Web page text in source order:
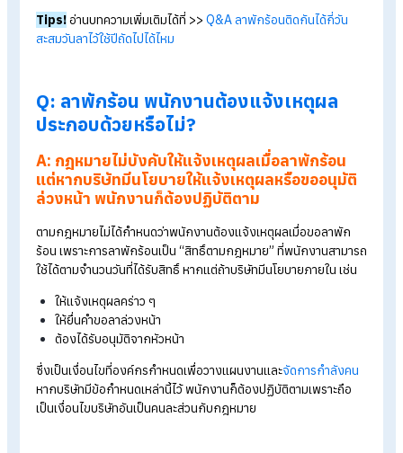
สรุป Q&A ลาพักร้อนใช้ทีเดียวติดต่อกันได้ไหม ต้องบอกเหตุผลหรือไม่
ติดต่อกันได้ตามสิทธิที่ได้รับ หากบริษัทไม่
ได้มีข้อกำหนดหรือข้อห้ามจำกัดไว้
ตามกฎหมาย พ.ร.บ.คุ้มครองแรงงาน พ.ศ. 2541 พนักงานที่ทำงา
ครบ 1 ปีมีสิทธิ์ลาพักร้อนอย่างน้อย 6 วันต่อปี โดยกฎหมายไม่ได้ร
ว่าต้องลาทีละกี่วันหรือห้ามลาติดต่อกัน ดังนั้นพนักงานจึงสามารถ
สิทธิ์ลาพักร้อนแบบต่อเนื่องได้ตามจำนวนวันที่มีสิทธิ์
อย่างไรก็ตาม บางบริษัทอาจกำหนดเงื่อนไขเพิ่มเติม เช่น ไม่ให้ลาเ
3–5 วันติดต่อกัน เพื่อป้องกันผลกระทบต่อการทำงาน ซึ่งในกรณี
พนักงานก็ต้องปฏิบัติตามนโยบายของบริษัทด้วยเช่นกัน
Tips!อ่านบทความเพิ่มเติมได้ที่ >>Q&A ลาพักร้อนติดกันได้กี่วัน